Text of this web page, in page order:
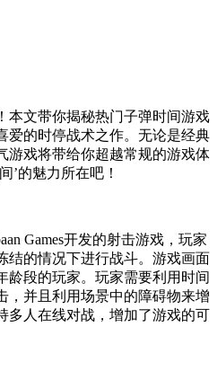
本文带你揭秘热门子弹时间游戏
爱的时停战术之作。无论是经典
游戏将带给你超越常规的游戏体
’的魅力所在吧！
Games开发的射击游戏，玩家
结的情况下进行战斗。游戏画面
龄段的玩家。玩家需要利用时间
，并且利用场景中的障碍物来增
多人在线对战，增加了游戏的可